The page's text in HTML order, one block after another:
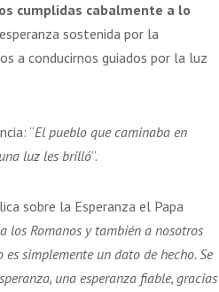
cumplidas cabalmente a lo
sostenida por la
a conducirnos guiados por la luz
“El pueblo que caminaba en
luz les brilló”.
sobre la Esperanza el Papa
los Romanos y también a nosotros
simplemente un dato de hecho. Se
una esperanza fiable, gracias